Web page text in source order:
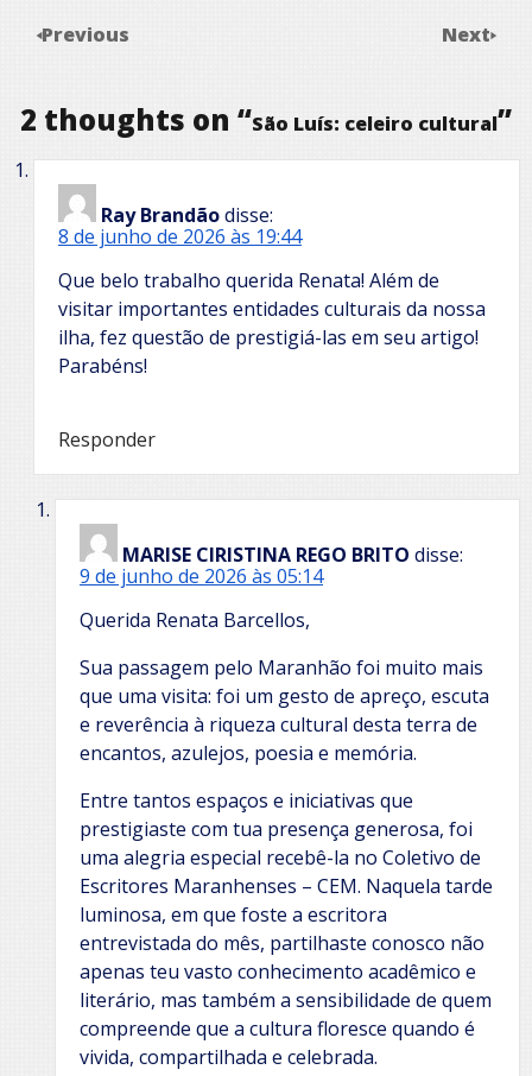
Previous Next
2 thoughts on “São Luís: celeiro cultural”
Ray Brandãodisse:
8 de junho de 2026 às 19:44
Que belo trabalho querida Renata! Além de
visitar importantes entidades culturais da nossa
ilha, fez questão de prestigiá-las em seu artigo!
Parabéns!
Responder
MARISE CIRISTINA REGO BRITO disse:
9 de junho de 2026 às 05:14
Querida Renata Barcellos,
Sua passagem pelo Maranhão foi muito mais
que uma visita: foi um gesto de apreço, escuta
e reverência à riqueza cultural desta terra de
encantos, azulejos, poesia e memória.
Entre tantos espaços e iniciativas que
prestigiaste com tua presença generosa, foi
uma alegria especial recebê-la no Coletivo de
Escritores Maranhenses – CEM. Naquela tarde
luminosa, em que foste a escritora
entrevistada do mês, partilhaste conosco não
apenas teu vasto conhecimento acadêmico e
literário, mas também a sensibilidade de quem
compreende que a cultura floresce quando é
vivida, compartilhada e celebrada.